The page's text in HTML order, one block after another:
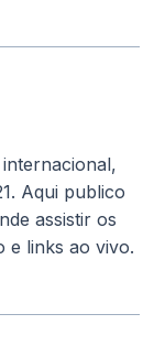
Aqui publico
assistir os
e links ao vivo.